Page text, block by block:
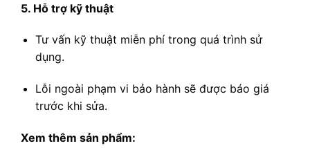
5. Hỗ trợ kỹ thuật
Tư vấn kỹ thuật miễn phí trong quá trình sử
dụng.
Lỗi ngoài phạm vi bảo hành sẽ được báo giá
trước khi sửa.
Xem thêm sản phẩm: